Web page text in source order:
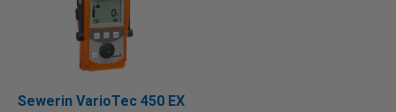
Sewerin VarioTec 450 EX